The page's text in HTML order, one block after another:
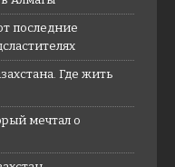
последние
Где жить
мечтал о